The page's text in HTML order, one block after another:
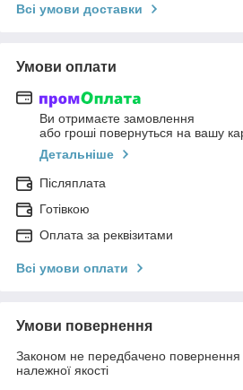
Всі умови доставки
Умови оплати
Ви отримаєте замовлення
або гроші повернуться на вашу
Детальніше
Післяплата
Готівкою
Оплата за реквізитами
Всі умови оплати
Умови повернення
Законом не передбачено повернення
належної якості